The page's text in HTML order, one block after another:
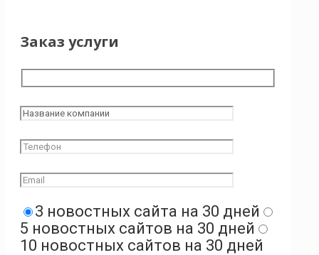
Заказ услуги
3 новостных сайта на 30 дней
5 новостных сайтов на 30 дней
10 новостных сайтов на 30 дней